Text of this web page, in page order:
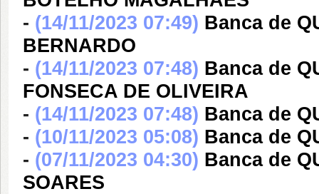
- (14/11/2023 07:49) Banca de
BERNARDO
- (14/11/2023 07:48) Banca de
FONSECA DE OLIVEIRA
- (14/11/2023 07:48) Banca de
- (10/11/2023 05:08) Banca de
- (07/11/2023 04:30) Banca de
SOARES